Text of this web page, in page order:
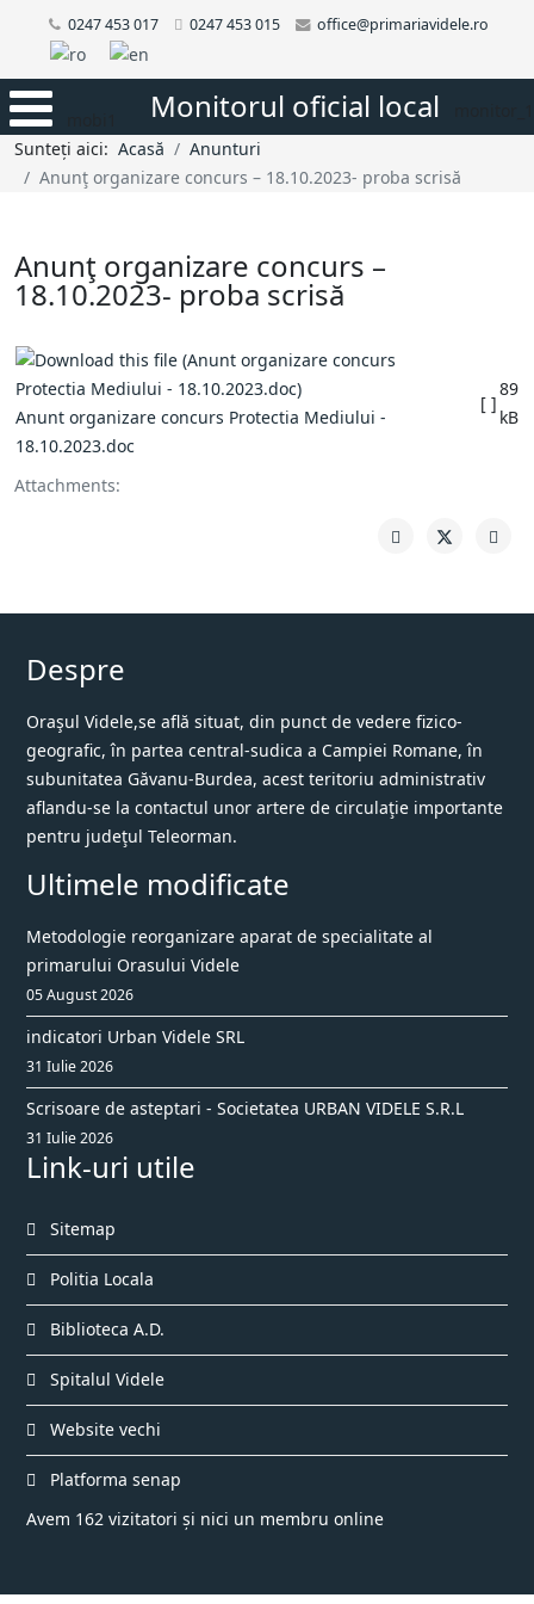
0247 453 017 0247 453 015 office@primariavidele.ro
Monitorul oficial local
Sunteți aici: Acasă
Anunturi
Anunţ organizare concurs – 18.10.2023- proba scrisă
Anunţ organizare concurs –
18.10.2023- proba scrisă
Attachments:
Anunt organizare concurs Protectia Mediului -
18.10.2023.doc
[ ]
89
kB
Despre
Oraşul Videle,se află situat, din punct de vedere fizico-
geografic, în partea central-sudica a Campiei Romane, în
subunitatea Găvanu-Burdea, acest teritoriu administrativ
aflandu-se la contactul unor artere de circulaţie importante
pentru judeţul Teleorman.
Ultimele modificate
Metodologie reorganizare aparat de specialitate al
primarului Orasului Videle
05 August 2026
indicatori Urban Videle SRL
31 Iulie 2026
Scrisoare de asteptari - Societatea URBAN VIDELE S.R.L
31 Iulie 2026
Link-uri utile
Sitemap
Politia Locala
Biblioteca A.D.
Spitalul Videle
Website vechi
Platforma senap
Avem 162 vizitatori și nici un membru online